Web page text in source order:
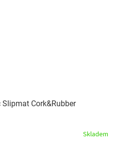
Cork&Rubber
Skladem